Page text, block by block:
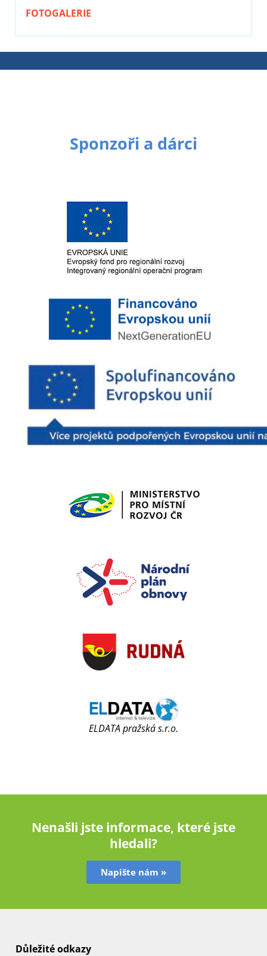
FOTOGALERIE
Sponzoři a dárci
ELDATA pražská s.r.o.
Nenašli jste informace, které jste
hledali?
Napište nám »
Důležité odkazy